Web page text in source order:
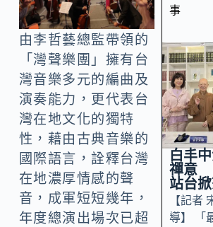
由李哲藝總監帶領的
「灣聲樂團」擁有台
灣音樂多元的編曲及
演奏能力，更代表台
灣在地文化的獨特
性，藉由古典音樂的
國際語言，詮釋台灣
在地濃厚情感的聲
音，成軍短短幾年，
年度總演出場次已超
事
白丰
禪意
站台
【記者
導】 「